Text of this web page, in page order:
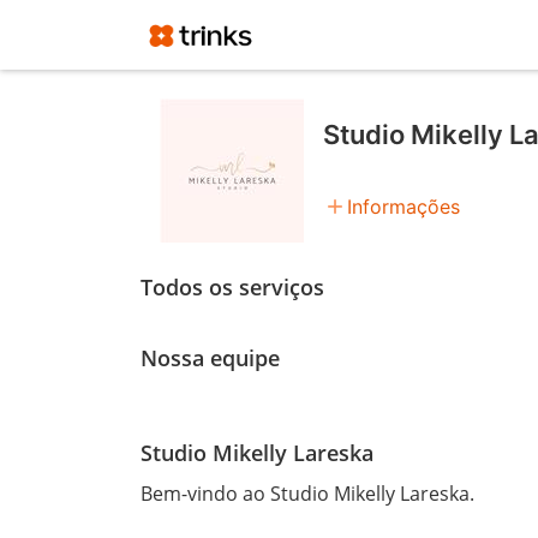
Studio Mikelly
add Informações
Todos os serviços
Nossa equipe
Studio Mikelly Lareska
Bem-vindo ao Studio Mikelly Lareska.